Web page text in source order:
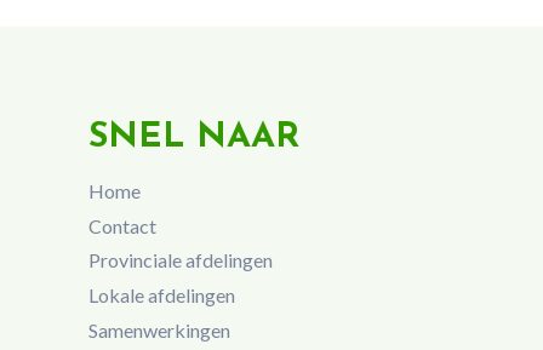
SNEL NAAR
Home
Contact
Provinciale afdelingen
Lokale afdelingen
Samenwerkingen